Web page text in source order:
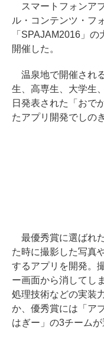
スマートフォンア
ル・コンテンツ・フ
「SPAJAM2016」
開催した。
温泉地で開催され
生、高専生、大学生
日発表された「おで
たアプリ開発でしの
最優秀賞に選ばれ
た時に撮影した写真
するアプリを開発。
ー画面から消してし
処理技術などの実装
か、優秀賞には「ア
はぎー」の3チームが